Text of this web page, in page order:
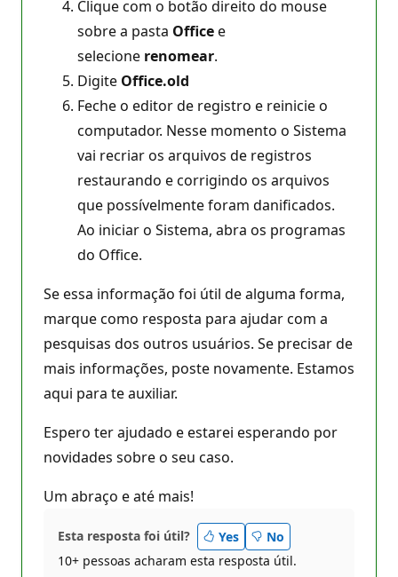
Clique com o botão direito do mouse
sobre a pasta Officee
selecione renomear.
Digite Office.old
Feche o editor de registro e reinicie o
computador. Nesse momento o Sistema
vai recriar os arquivos de registros
restaurando e corrigindo os arquivos
que possívelmente foram danificados.
Ao iniciar o Sistema, abra os programas
do Office.
Se essa informação foi útil de alguma forma,
marque como resposta para ajudar com a
pesquisas dos outros usuários. Se precisar de
mais informações, poste novamente. Estamos
aqui para te auxiliar.
Espero ter ajudado e estarei esperando por
novidades sobre o seu caso.
Um abraço e até mais!
Esta resposta foi útil? Yes
No
10+ pessoas acharam esta resposta útil.